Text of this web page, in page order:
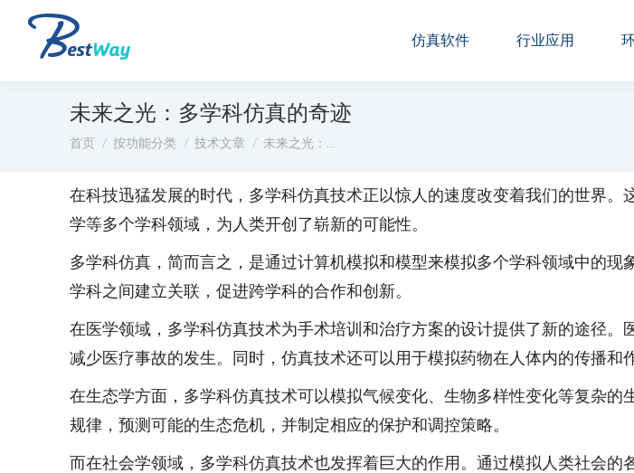
仿真软件 行业应用
未来之光：多学科仿真的奇迹
您在这里：
首页 按功能分类 技术文章 未来之光：…
在科技迅猛发展的时代，多学科仿真技术正以惊人的速度改变着我们的世界
学等多个学科领域，为人类开创了崭新的可能性。
多学科仿真，简而言之，是通过计算机模拟和模型来模拟多个学科领域中的
学科之间建立关联，促进跨学科的合作和创新。
在医学领域，多学科仿真技术为手术培训和治疗方案的设计提供了新的途径
减少医疗事故的发生。同时，仿真技术还可以用于模拟药物在人体内的传播和
在生态学方面，多学科仿真技术可以模拟气候变化、生物多样性变化等复杂
规律，预测可能的生态危机，并制定相应的保护和调控策略。
而在社会学领域，多学科仿真技术也发挥着巨大的作用。通过模拟人类社会